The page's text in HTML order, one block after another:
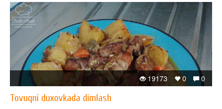
0
0
19173
Tovuqni duxovkada dimlash